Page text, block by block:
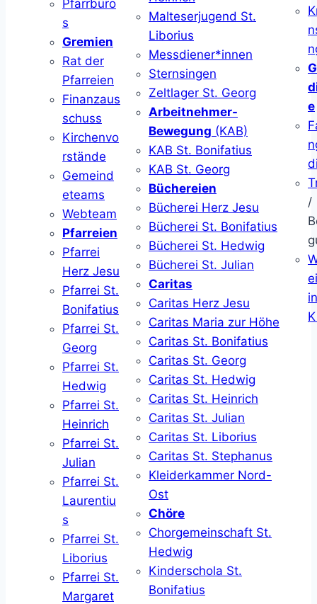
Pfarrbüro
s
Gremien
Rat der
Pfarreien
Finanzaus
schuss
Kirchenvo
rstände
Gemeind
eteams
Webteam
Pfarreien
Pfarrei
Herz Jesu
Pfarrei St.
Bonifatius
Pfarrei St.
Georg
Pfarrei St.
Hedwig
Pfarrei St.
Heinrich
Pfarrei St.
Julian
Pfarrei St.
Laurentiu
s
Pfarrei St.
Liborius
Pfarrei St.
Margaret
Malteserjugend St.
Liborius
Messdiener*innen
Sternsingen
Zeltlager St. Georg
Arbeitnehmer-
Bewegung (KAB)
KAB St. Bonifatius
KAB St. Georg
Büchereien
Bücherei Herz Jesu
Bücherei St. Bonifatius
Bücherei St. Hedwig
Bücherei St. Julian
Caritas
Caritas Herz Jesu
Caritas Maria zur Höhe
Caritas St. Bonifatius
Caritas St. Georg
Caritas St. Hedwig
Caritas St. Heinrich
Caritas St. Julian
Caritas St. Liborius
Caritas St. Stephanus
Kleiderkammer Nord-
Ost
Chöre
Chorgemeinschaft St.
Hedwig
Kinderschola St.
Bonifatius
e
/